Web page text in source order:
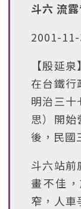
斗六 流
2001-
【殷延
在台鐵行
明治三十
思）開
後，民國
斗六站前
畫不佳
窄，人車